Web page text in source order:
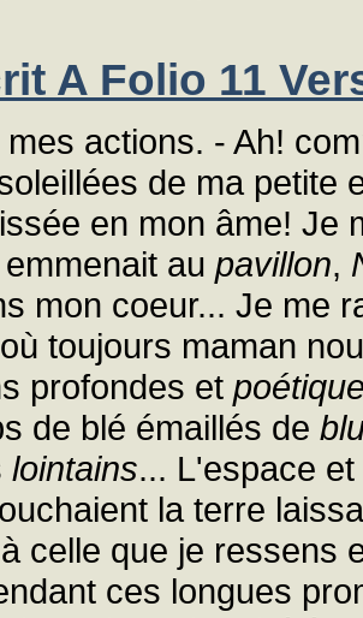
A Folio 11
actions. - Ah!
de ma petite
en mon âme! Je
au pavillon,
mon coeur... Je me
toujours maman
profondes et
de blé émaillés de
lointains... L'espace
la terre
celle que je ressens
ces longues